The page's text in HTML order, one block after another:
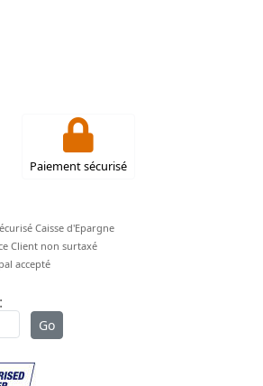
Paiement sécurisé
Paiement CB sécurisé Caisse d'Epargne
Client non surtaxé
accepté